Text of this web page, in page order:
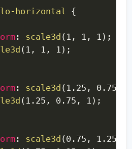
horizontal {
: scale3d ( 1 , 1 , 1 ) ;
( 1 , 1 , 1 ) ;
: scale3d ( 1.25 , 0.75
( 1.25 , 0.75 , 1 ) ;
: scale3d (0.75 , 1.25